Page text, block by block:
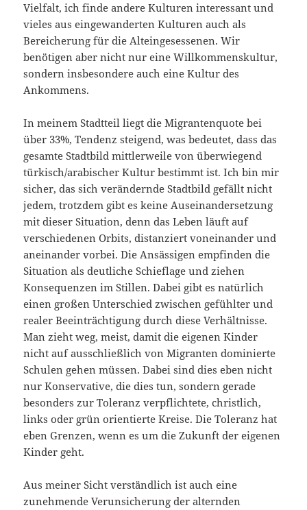
Vielfalt, ich finde andere Kulturen interessant und
vieles aus eingewanderten Kulturen auch als
Bereicherung für die Alteingesessenen. Wir
benötigen aber nicht nur eine Willkommenskultur,
sondern insbesondere auch eine Kultur des
Ankommens.
In meinem Stadtteil liegt die Migrantenquote bei
über 33%, Tendenz steigend, was bedeutet, dass das
gesamte Stadtbild mittlerweile von überwiegend
türkisch/arabischer Kultur bestimmt ist. Ich bin mir
sicher, das sich verändernde Stadtbild gefällt nicht
jedem, trotzdem gibt es keine Auseinandersetzung
mit dieser Situation, denn das Leben läuft auf
verschiedenen Orbits, distanziert voneinander und
aneinander vorbei. Die Ansässigen empfinden die
Situation als deutliche Schieflage und ziehen
Konsequenzen im Stillen. Dabei gibt es natürlich
einen großen Unterschied zwischen gefühlter und
realer Beeinträchtigung durch diese Verhältnisse.
Man zieht weg, meist, damit die eigenen Kinder
nicht auf ausschließlich von Migranten dominierte
Schulen gehen müssen. Dabei sind dies eben nicht
nur Konservative, die dies tun, sondern gerade
besonders zur Toleranz verpflichtete, christlich,
links oder grün orientierte Kreise. Die Toleranz hat
eben Grenzen, wenn es um die Zukunft der eigenen
Kinder geht.
Aus meiner Sicht verständlich ist auch eine
zunehmende Verunsicherung der alternden